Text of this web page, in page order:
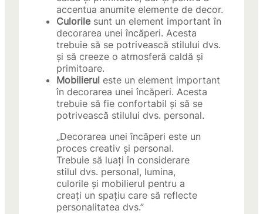
accentua anumite elemente de decor.
Culorilesunt un element important în
decorarea unei încăperi. Acesta
trebuie să se potrivească stilului dvs.
și să creeze o atmosferă caldă și
primitoare.
Mobilierul este un element important
în decorarea unei încăperi. Acesta
trebuie să fie confortabil și să se
potrivească stilului dvs. personal.
„Decorarea unei încăperi este un
proces creativ și personal.
Trebuie să luați în considerare
stilul dvs. personal, lumina,
culorile și mobilierul pentru a
creați un spațiu care să reflecte
personalitatea dvs.”